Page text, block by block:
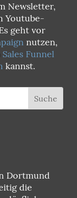
Newsletter,
Youtube-
geht vor
nutzen,
Sales Funnel
kannst.
Dortmund
die